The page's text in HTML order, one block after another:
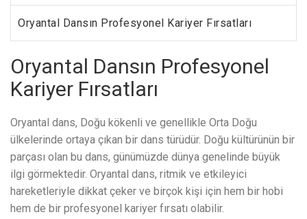
Oryantal Dansın Profesyonel Kariyer Fırsatları
Oryantal Dansın Profesyonel
Kariyer Fırsatları
Oryantal dans, Doğu kökenli ve genellikle Orta Doğu
ülkelerinde ortaya çıkan bir dans türüdür. Doğu kültürünün bir
parçası olan bu dans, günümüzde dünya genelinde büyük
ilgi görmektedir. Oryantal dans, ritmik ve etkileyici
hareketleriyle dikkat çeker ve birçok kişi için hem bir hobi
hem de bir profesyonel kariyer fırsatı olabilir.